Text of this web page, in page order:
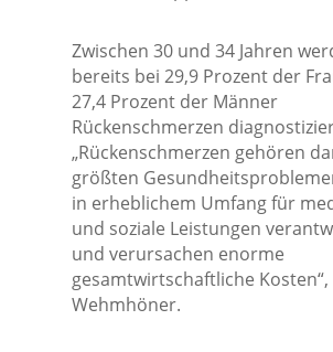
Zwischen 30 und 34 Jahren
bereits bei 29,9 Prozent der
27,4 Prozent der Männer
Rückenschmerzen
„Rückenschmerzen gehören
größten
in erheblichem Umfang für
und soziale Leistungen
und verursachen enorme
gesamtwirtschaftliche Kosten“,
Wehmhöner.